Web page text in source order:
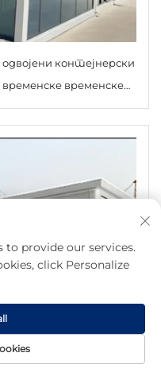
контејнерски
временске
временске
временске
временске
временске
временске
временске
to provide our services.
click Personalize